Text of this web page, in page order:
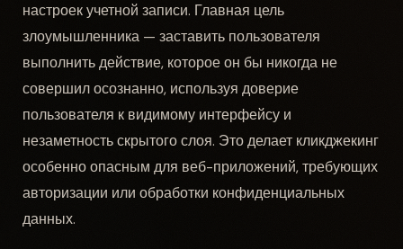
настроек учетной записи. Главная цель
злоумышленника — заставить пользователя
выполнить действие, которое он бы никогда не
совершил осознанно, используя доверие
пользователя к видимому интерфейсу и
незаметность скрытого слоя. Это делает кликджекинг
особенно опасным для веб-приложений, требующих
авторизации или обработки конфиденциальных
данных.